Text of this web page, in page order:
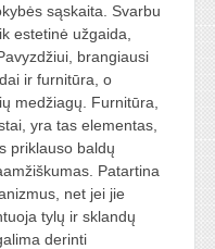
sąskaita. Svarbu
estetinė užgaida,
brangiausi
ir furnitūra, o
medžiagų. Furnitūra,
yra tas elementas,
priklauso baldų
Patartina
net jei jie
tylų ir sklandų
derinti